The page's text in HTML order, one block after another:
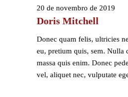
20 de novembro de 2019
Doris Mitchell
Donec quam felis, ultricies
eu, pretium quis, sem. Nulla
massa quis enim. Donec
vel, aliquet nec, vulputate